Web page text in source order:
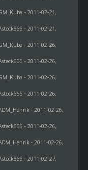
- 2011-02-21,
- 2011-02-21,
- 2011-02-26,
- 2011-02-26,
- 2011-02-26,
- 2011-02-26,
- 2011-02-26,
- 2011-02-26,
- 2011-02-26,
- 2011-02-27,